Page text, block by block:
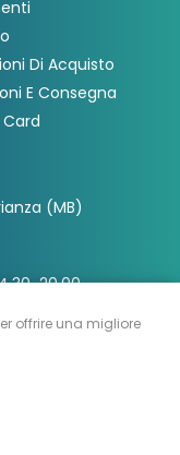
Di Acquisto
E Consegna
(MB)
20.00
offrire una migliore